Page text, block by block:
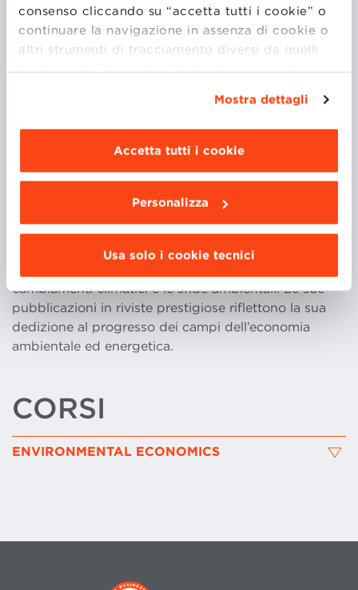
consenso cliccando su “accetta tutti i cookie” o
continuare la navigazione in assenza di cookie o
altri strumenti di tracciamento diversi da quelli
tecnici semplicemente chiudendo il presente
Dettagli ”. Per
modificare le impostazioni di navigazione e
scegliere le funzionalità, le terze parti e i cookie
Mostra dettagli
Accetta tutti i cookie
Personalizza
Usa solo i cookie tecnici
La ricerca del professor Sarmiento approfondisce le
intricate relazioni tra ambiente, transizione
energetica, digitalizzazione e giustizia ambientale,
concentrandosi sulle politiche di riduzione delle
promozione della transizione energetica in Nord
A livello internazionale, Luis Sarmiento è riconosciuto
per i suoi contributi a varie conferenze e per
collaborazioni che evidenziano la sua prospettiva
cambiamenti climatici e le sfide ambientali. Le sue
pubblicazioni in riviste prestigiose riflettono la sua
dedizione al progresso dei campi dell’economia
ambientale ed energetica.
CORSI
ENVIRONMENTAL ECONOMICS